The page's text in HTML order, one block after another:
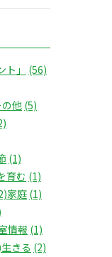
ト」
(56)
の他(5)
(1)
育む (1)
家庭 (1)
情報 (1)
生きる (2)